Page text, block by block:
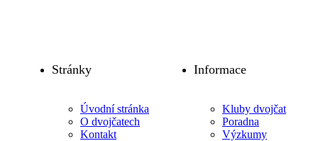
Stránky
Úvodní stránka
O dvojčatech
Kontakt
Informace
Kluby dvojčat
Poradna
Výzkumy